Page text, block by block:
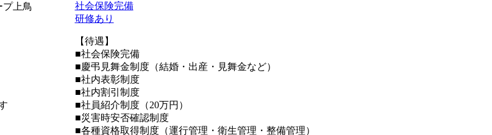
上鳥
社会保険完備
研修あり
【待遇】
■社会保険完備
■慶弔見舞金制度（結婚・出産・見舞金など）
■社内表彰制度
■社内割引制度
■社員紹介制度（20万円）
■災害時安否確認制度
■各種資格取得制度（運行管理・衛生管理・整備管理）